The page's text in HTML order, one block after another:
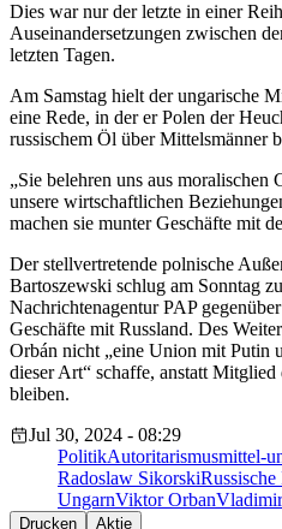
Dies war nur der letzte in einer
Auseinandersetzungen zwischen
letzten Tagen.
Am Samstag hielt der ungarische
eine Rede, in der er Polen der
russischem Öl über Mittelsmänner
„Sie belehren uns aus
unsere wirtschaftlichen
machen sie munter Geschäfte mit
Der stellvertretende polnische
Bartoszewski schlug am Sonntag
Nachrichtenagentur PAP
Geschäfte mit Russland. Des
Orbán nicht „eine Union mit Putin
dieser Art“ schaffe, anstatt
bleiben.
Jul 30, 2024 - 08:29
PolitikAutoritarismusmittel-
Radoslaw Sikorski
UngarnViktor Orban
Drucken Aktie